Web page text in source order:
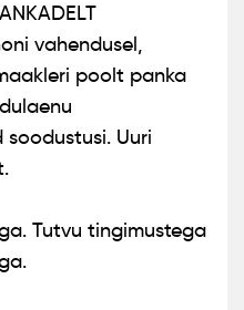
vahendusel,
poolt panka
Uuri
Tutvu tingimustega